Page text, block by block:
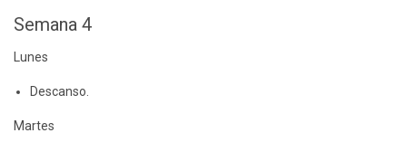
Semana 4
Lunes
Descanso.
Martes